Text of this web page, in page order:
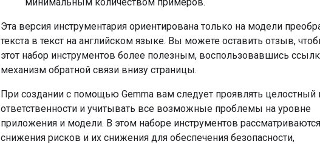
Эта версия инструментария ориентирована только на модели
текста в текст на английском языке. Вы можете оставить отзыв,
этот набор инструментов более полезным, воспользовавшись
механизм обратной связи внизу страницы.
При создании с помощью Gemma вам следует проявлять целостный
ответственности и учитывать все возможные проблемы на уровне
приложения и модели. В этом наборе инструментов
снижения рисков и их снижения для обеспечения безопасности,